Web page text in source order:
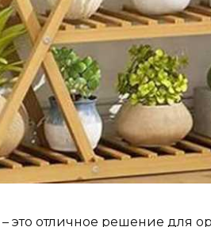
– это отличное решение для